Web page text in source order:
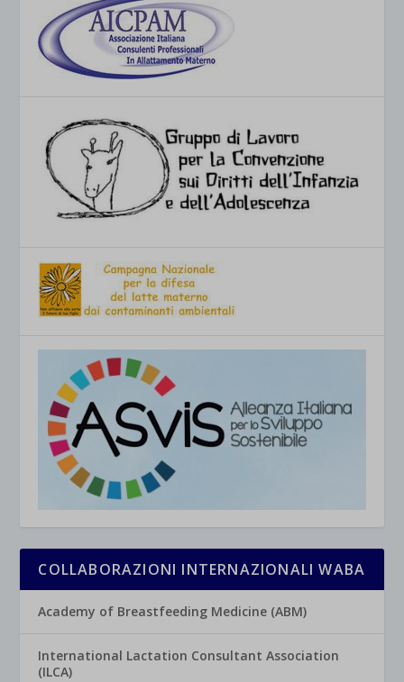
COLLABORAZIONI INTERNAZIONALI WABA
Academy of Breastfeeding Medicine (ABM)
International Lactation Consultant Association
(ILCA)